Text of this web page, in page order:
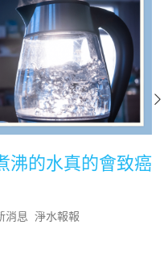
沸的水真的會致癌
消息 淨水報報